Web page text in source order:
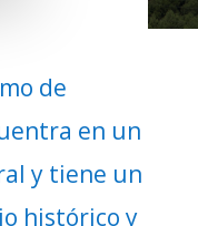
de
en un
y tiene un
histórico y